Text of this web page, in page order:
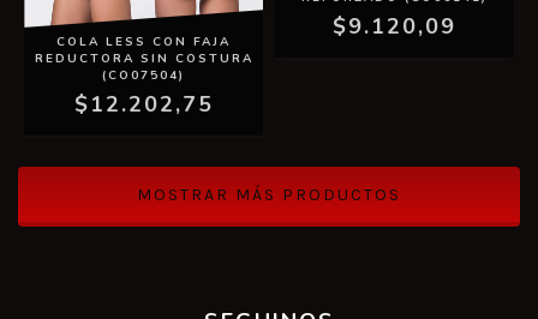
COLA LESS CON FAJA
REDUCTORA SIN COSTURA
(CO07504)
$12.202,75
$9.120,09
MOSTRAR MÁS PRODUCTOS